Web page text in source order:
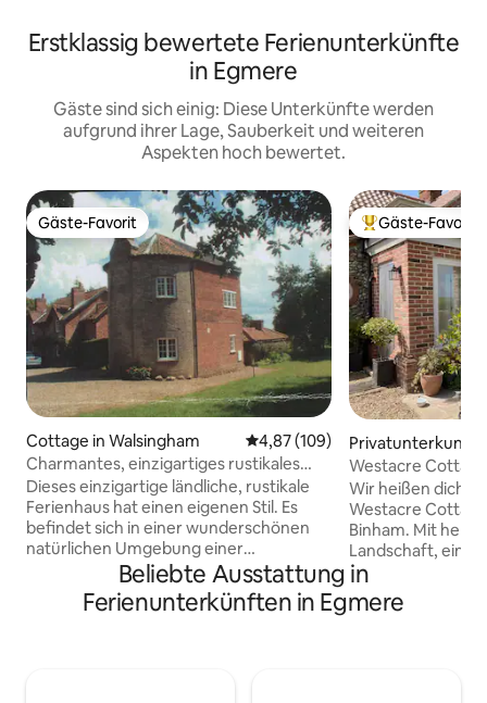
Erstklassig bewertete Ferienunterkünfte
in Egmere
Gäste sind sich einig: Diese Unterkünfte werden
aufgrund ihrer Lage, Sauberkeit und weiteren
Aspekten hoch bewertet.
Gäste-Favorit
Gäste-Favorit
Cottage in Walsingham Durchschnittliche Bewertung:
4,87 (109)
Charmantes, einzigartiges rustikales
Ferienhaus aus dem 18. Jahrhundert
Dieses einzigartige ländliche, rustikale
Ferienhaus hat einen eigenen Stil. Es
befindet sich in einer wunderschönen
natürlichen Umgebung einer
denkmalgeschützten historischen
Stätte, 5 Meilen von Holkham,
Walsingham, entfernt (Geschäft). Es
Beliebter Gäste-
Gäste-Favorit
Privatunterkunft
Westacre
Norfolk, England
Wir heißen dich
Westacre
Binham. Mit
Landschaft, ein
zurückzulehnen,
deinen
einen kurzen
Beliebte Ausstattung in
Ferienunterkünften in Egmere